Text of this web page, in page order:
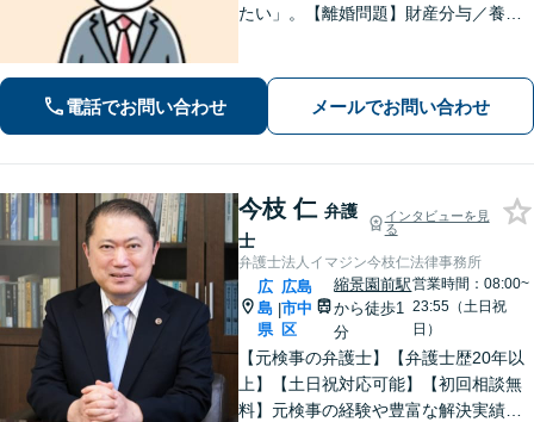
たい」。【離婚問題】財産分与／養育
請求など【相続・遺言】料金は明確に
細かく設定【初回相談無料】
電話でお問い合わせ メールでお問い合わせ
今枝 仁 弁護
士
インタビューを見
る
弁護士法人イマジン今枝仁法律事務所
広
島
県
|
広島
市中
区
縮景園前駅
から徒歩1
分
営業時間：08:00~
23:55（土日祝
日）
【元検事の弁護士】【弁護士歴20年以
上】【土日祝対応可能】【初回相談無
料】元検事の経験や豊富な解決実績を